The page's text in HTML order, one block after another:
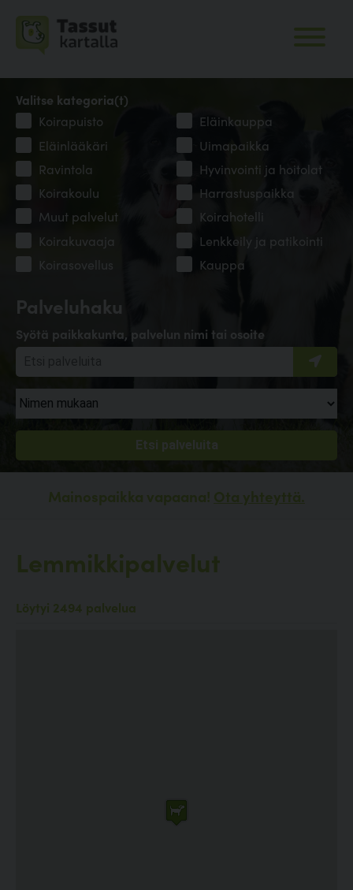
Palveluhaku
Syötä paikkakunta, palvelun nimi tai osoite
Valitse kategoria(t)
Koirapuisto
Eläinkauppa
Eläinlääkäri
Uimapaikka
Ravintola
Hyvinvointi ja hoitolat
Koirakoulu
Harrastuspaikka
Muut palvelut
Koirahotelli
Koirakuvaaja
Lenkkeily ja patikointi
Koirasovellus
Kauppa
Mainospaikka vapaana! Ota yhteyttä.
Lemmikkipalvelut
Löytyi 2494 palvelua